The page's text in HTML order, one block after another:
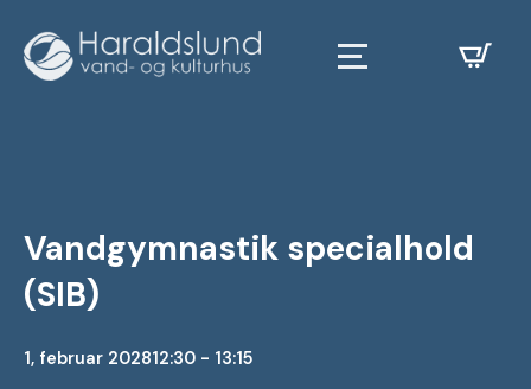
Vandgymnastik specialhold
(SIB)
1, februar 202812:30 - 13:15